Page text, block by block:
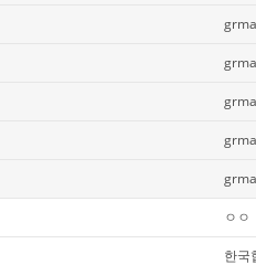
ㅇㅇ
한국